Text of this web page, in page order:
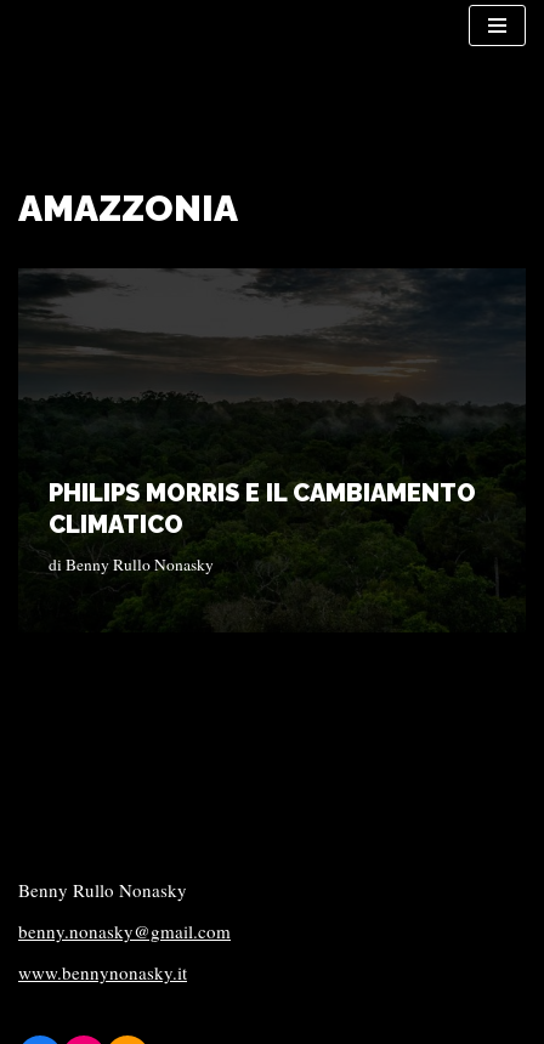
AMAZZONIA
PHILIPS MORRIS E IL CAMBIAMENTO
CLIMATICO
diBenny Rullo Nonasky
Benny Rullo Nonasky
benny.nonasky@gmail.com
www.bennynonasky.it